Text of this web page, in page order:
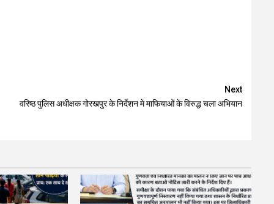
Next
वरिष्ठ पुलिस अधीक्षक गोरखपुर के निर्देशन मे माफियाओं के विरुद्ध चला अभियान